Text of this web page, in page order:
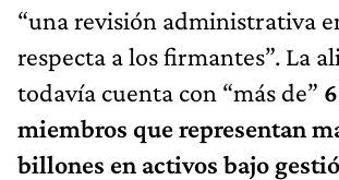
“una revisión administrativa
respecta a los firmantes”. La
todavía cuenta con “más de”
miembros que representan
billones en activos bajo